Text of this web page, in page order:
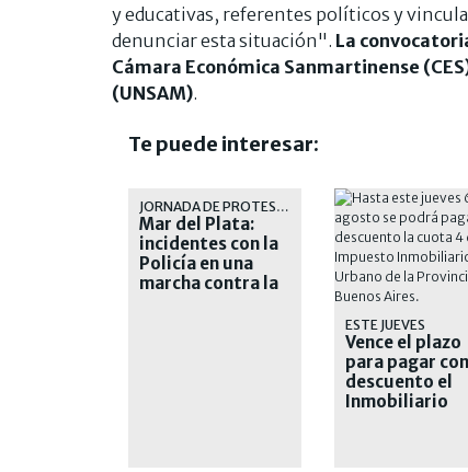
y educativas, referentes políticos y
denunciar esta situación". La
Cámara Económica Sanmartinense
(UNSAM).
Te puede interesar:
JORNADA DE PROTESTA
Mar del Plata:
incidentes con la
Policía en una
marcha contra la
ESTE JUEVES
Vence el plazo
para pagar con
descuento el
Inmobiliario